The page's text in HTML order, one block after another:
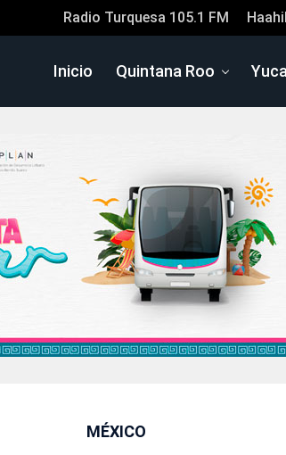
Radio Turquesa 105.1 FM
Inicio Quintana Roo
MÉXICO